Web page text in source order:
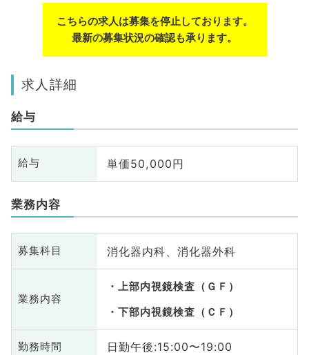
こちらの求人は募集を停止しております。
最新の募集状況の確認も承ります。
求人詳細
給与
給与 単価50,000円
業務内容
募集科目 消化器内科、消化器外科
業務内容
上部内視鏡検査（ＧＦ）
下部内視鏡検査（ＣＦ）
勤務時間 日勤午後:15:00〜19:00